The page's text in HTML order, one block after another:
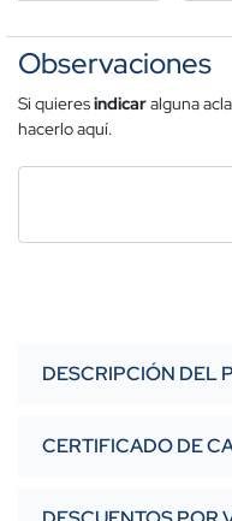
Observaciones
Si quieresindicaralguna
hacerlo aquí.
DESCRIPCIÓN DEL
CERTIFICADO DE